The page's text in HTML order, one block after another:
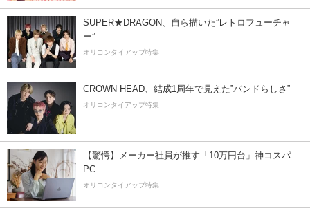
SUPER★DRAGON、自ら描いた”レトロフューチャ
ー”
オリコンタイアップ特集
CROWN HEAD、結成1周年で見えた”バンドらしさ”
オリコンタイアップ特集
【驚愕】メーカー社員が推す「10万円台」神コスパ
PC
オリコンタイアップ特集